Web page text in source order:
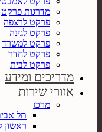
מדרגות פרקט
פרקט לרצפה
פרקט לגינה
פרקט למשרד
פרקט לחדר
פרקט לבית
מדריכים ומידע
אזורי שירות
מרכז
תל
ראשון